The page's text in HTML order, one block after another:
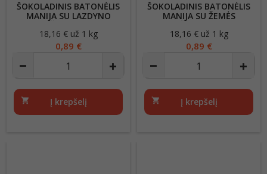
ŠOKOLADINIS BATONĖLIS
MANIJA SU LAZDYNO
Kaina
18,16 € už 1 kg
0,89 €
shopping_cart Į krepšelį
ŠOKOLADINIS BATONĖLIS
MANIJA SU ŽEMĖS
Kaina
18,16 € už 1 kg
0,89 €
shopping_cart Į krepšelį